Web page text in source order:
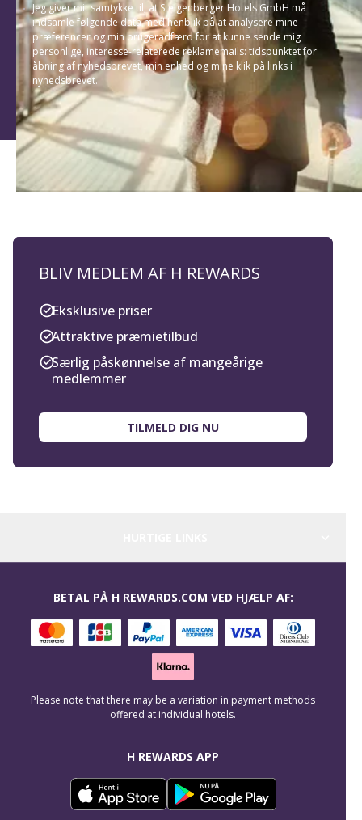
Jeg giver mit samtykke til, at Steigenberger Hotels GmbH må
indsamle følgende data med henblik på at analysere mine
præferencer og min brugeradfærd for at kunne sende mig
personlige, interesse-relaterede reklamemails: tidspunktet for
åbning af nyhedsbrevet, min enhed og mine klik på links i
nyhedsbrevet.
BLIV MEDLEM AF H REWARDS
Eksklusive priser
Attraktive præmietilbud
Særlig påskønnelse af mangeårige
medlemmer
TILMELD DIG NU
H REWARDS APP
BETAL PÅ H REWARDS.COM VED HJÆLP AF:
Please note that there may be a variation in payment methods
offered at individual hotels.